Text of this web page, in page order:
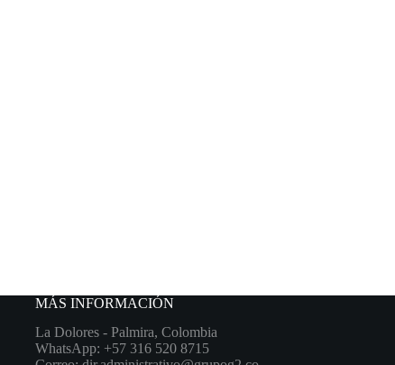
MÁS INFORMACIÓN
La Dolores - Palmira, Colombia
WhatsApp: +57 316 520 8715